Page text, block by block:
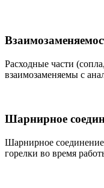
Расходные части
взаимозаменяемы с
Шарнирное
Шарнирное
горелки во время